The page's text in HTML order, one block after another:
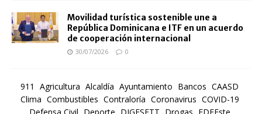
Movilidad turística sostenible une a
República Dominicana e ITF en un acuerdo
de cooperación internacional
30/07/2026 0
911 Agricultura Alcaldía Ayuntamiento Bancos CAASD
Clima Combustibles Contraloría Coronavirus COVID-19